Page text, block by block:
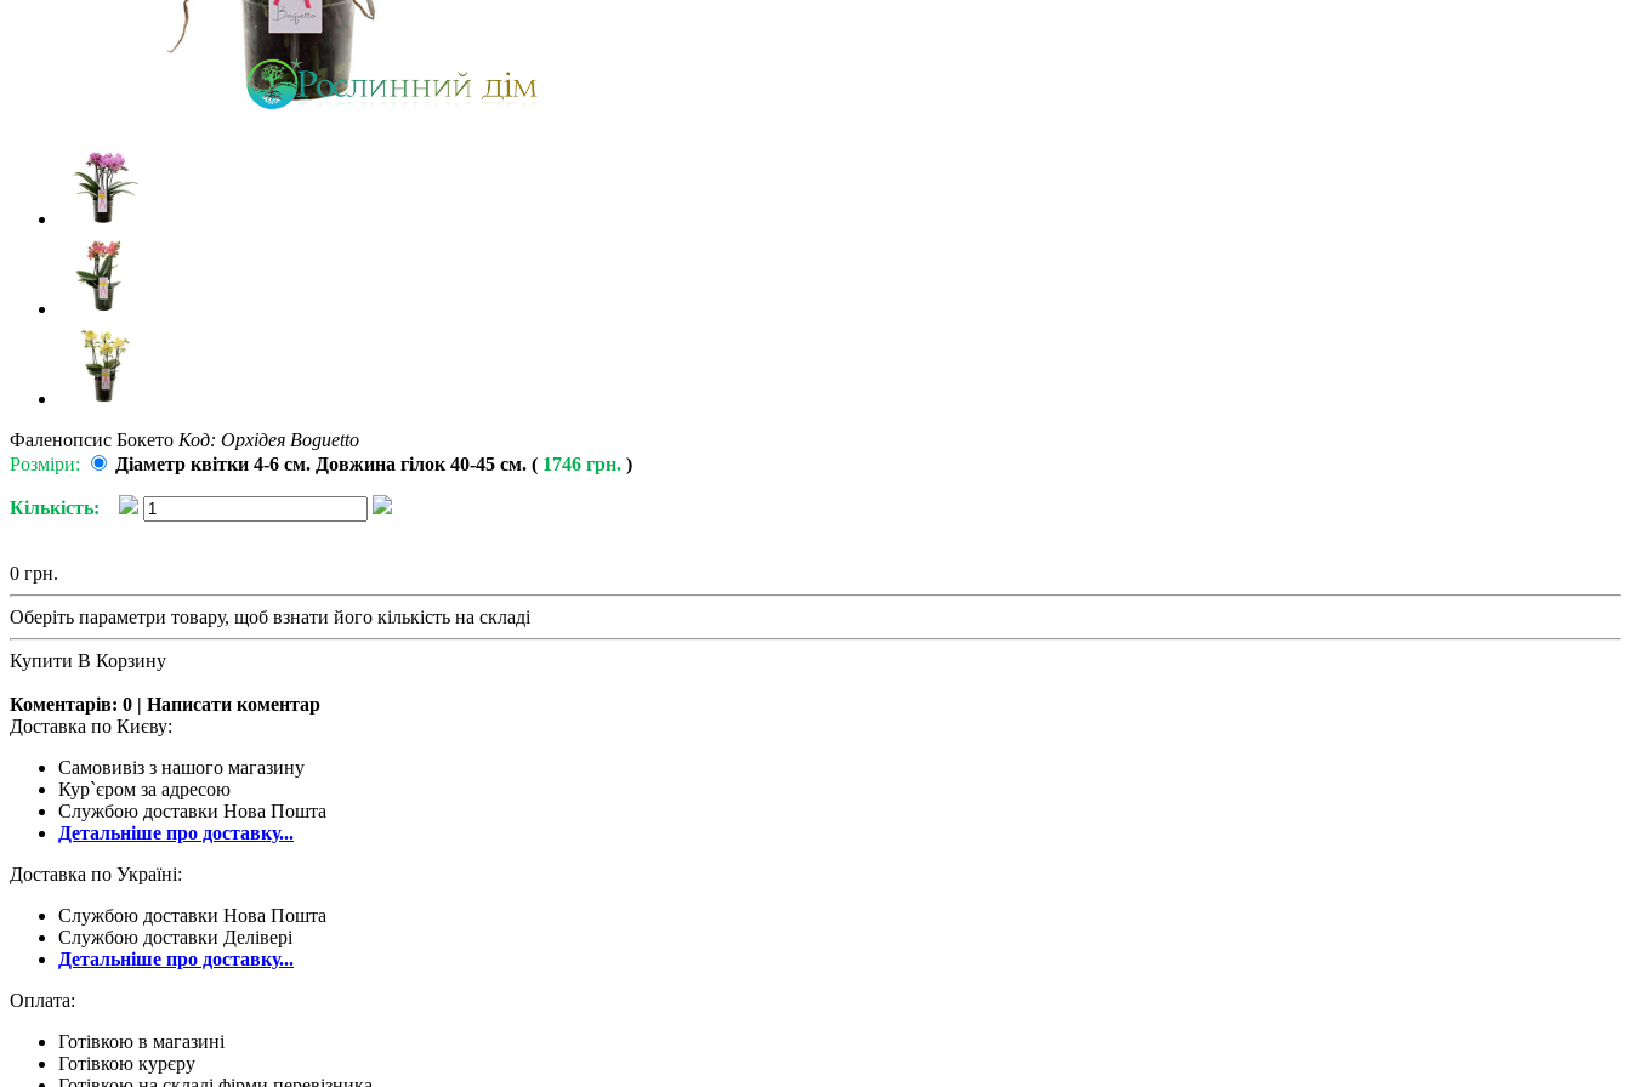
Фаленопсис Бокето Код: Орхідея Boguetto
Розміри:
Діаметр квітки 4-6 см. Довжина гілок 40-45 см. ( 1746 грн. )
Кількість:
0 грн.
Оберіть параметри товару, щоб взнати його кількість на складі
Купити В Корзину
Коментарів: 0 | Написати коментар
Доставка по Києву:
Самовивіз з нашого магазину
Кур`єром за адресою
Службою доставки Нова Пошта
Детальніше про доставку...
Доставка по Україні:
Службою доставки Нова Пошта
Службою доставки Делівері
Детальніше про доставку...
Оплата:
Готівкою в магазині
Готівкою курєру